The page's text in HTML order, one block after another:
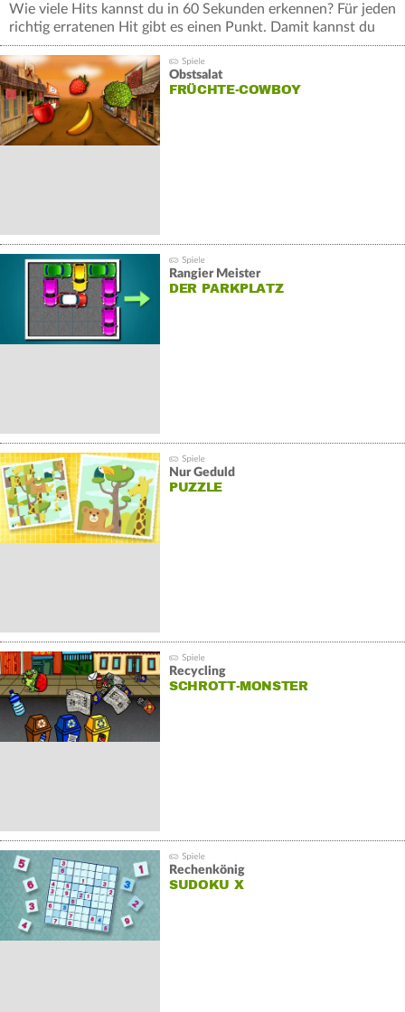
Wie viele Hits kannst du in 60 Sekunden erkennen? Für jeden
richtig erratenen Hit gibt es einen Punkt. Damit kannst du
wertvolle Preise gewinnen.
Obstsalat
FRÜCHTE-COWBOY
Rangier Meister
DER PARKPLATZ
Nur Geduld
PUZZLE
Recycling
SCHROTT-MONSTER
Rechenkönig
SUDOKU X